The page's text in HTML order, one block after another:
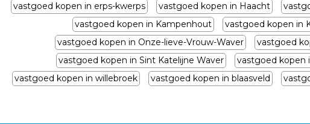
vastgoed kopen in erps-kwerps
vastgoed kopen in Haacht
vastgoed kopen in Kampenhout
vastgoed kopen in
vastgoed kopen in Onze-lieve-Vrouw-Waver
vastgoed
vastgoed kopen in Sint Katelijne Waver
vastgoed kopen
vastgoed kopen in willebroek
vastgoed kopen in blaasveld